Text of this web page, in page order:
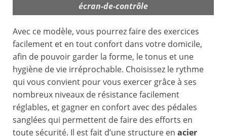
écran-de-contrôle
Avec ce modèle, vous pourrez faire des exercices
facilement et en tout confort dans votre domicile,
afin de pouvoir garder la forme, le tonus et une
hygiène de vie irréprochable. Choisissez le rythme
qui vous convient pour vous exercer grâce à ses
nombreux niveaux de résistance facilement
réglables, et gagner en confort avec des pédales
sanglées qui permettent de faire des efforts en
toute sécurité. Il est fait d’une structure en acier